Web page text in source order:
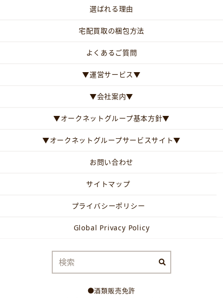
選ばれる理由
宅配買取の梱包方法
よくあるご質問
▼運営サービス▼
▼会社案内▼
▼オークネットグループ基本方針▼
▼オークネットグループサービスサイト▼
お問い合わせ
サイトマップ
プライバシーポリシー
Global Privacy Policy
●酒類販売免許